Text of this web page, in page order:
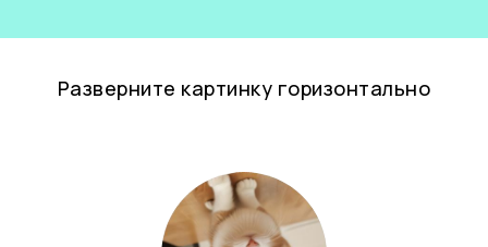
Разверните картинку горизонтально